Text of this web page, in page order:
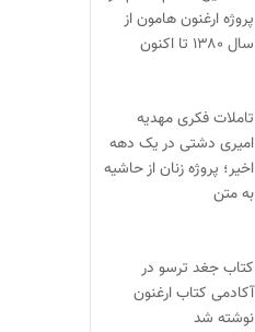
پروژه ارغنون هامون از
سال ۱۳۸۰ تا اکنون
تاملات فکری مهدیه
امیری دشتی در یک دهه
اخیر؛ پروژه زنان از حاشیه
به متن
کتاب جغد ترسو در
آکادمی کتاب ارغنون
نوشته شد